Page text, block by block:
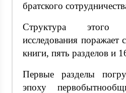
братского
Структура этого
исследования поражает
книги, пять разделов и
Первые разделы
эпоху